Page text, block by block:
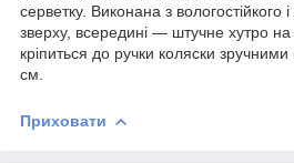
серветку. Виконана з вологостійкого
зверху, всередині — штучне хутро
кріпиться до ручки коляски
см.
Приховати